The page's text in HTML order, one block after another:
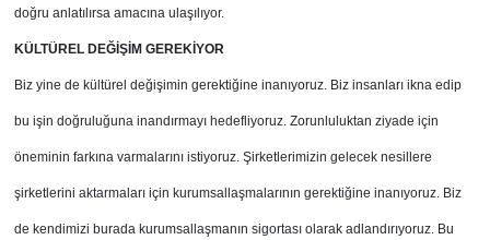
doğru anlatılırsa amacına ulaşılıyor.
KÜLTÜREL DEĞİŞİM GEREKİYOR
Biz yine de kültürel değişimin gerektiğine inanıyoruz. Biz insanları ikna edip
bu işin doğruluğuna inandırmayı hedefliyoruz. Zorunluluktan ziyade için
öneminin farkına varmalarını istiyoruz. Şirketlerimizin gelecek nesillere
şirketlerini aktarmaları için kurumsallaşmalarının gerektiğine inanıyoruz. Biz
de kendimizi burada kurumsallaşmanın sigortası olarak adlandırıyoruz. Bu